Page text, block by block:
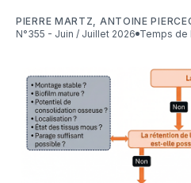
PIERRE MARTZ
ANTOINE
N°355 - Juin / Juillet 2026
Temps